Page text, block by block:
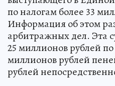
по налогам более 33
Информация об этом
арбитражных дел. Эта
25 миллионов рублей
миллионов рублей
рублей